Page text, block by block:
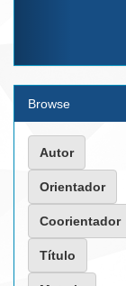
Browse